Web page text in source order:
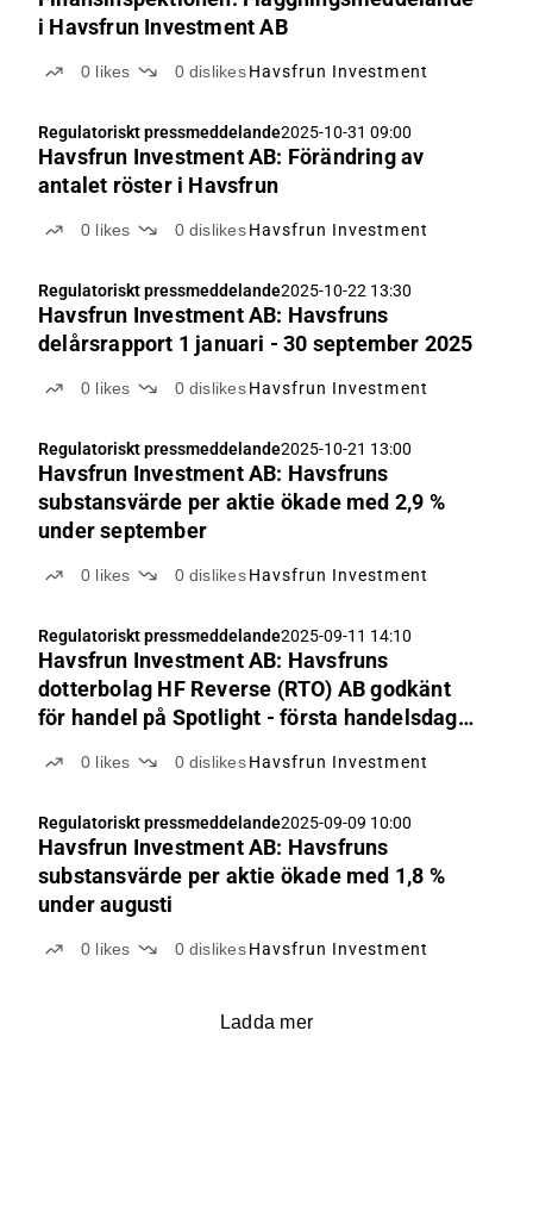
i Havsfrun Investment AB
0 likes 0 dislikes Havsfrun Investment
Regulatoriskt pressmeddelande2025-10-31 09:00
Havsfrun Investment AB: Förändring av
antalet röster i Havsfrun
0 likes 0 dislikes Havsfrun Investment
Regulatoriskt pressmeddelande2025-10-22 13:30
Havsfrun Investment AB: Havsfruns
delårsrapport 1 januari - 30 september 2025
0 likes 0 dislikes Havsfrun Investment
Regulatoriskt pressmeddelande2025-10-21 13:00
Havsfrun Investment AB: Havsfruns
substansvärde per aktie ökade med 2,9 %
under september
0 likes 0 dislikes Havsfrun Investment
Regulatoriskt pressmeddelande2025-09-11 14:10
Havsfrun Investment AB: Havsfruns
dotterbolag HF Reverse (RTO) AB godkänt
för handel på Spotlight - första handelsdag
0 likes 0 dislikes Havsfrun Investment
Regulatoriskt pressmeddelande2025-09-09 10:00
Havsfrun Investment AB: Havsfruns
substansvärde per aktie ökade med 1,8 %
under augusti
0 likes 0 dislikes Havsfrun Investment
Ladda mer